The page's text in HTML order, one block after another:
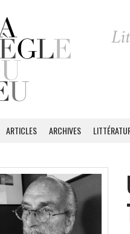
ARTICLES ARCHIVES